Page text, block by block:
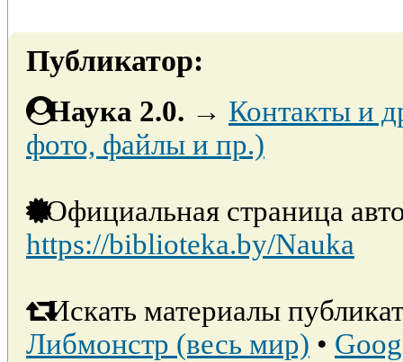
Публикатор:
Наука 2.0. → Контакты и
фото, файлы и пр.)
Официальная страница
https://biblioteka.by/Nauka
Искать материалы
Либмонстр (весь мир) •